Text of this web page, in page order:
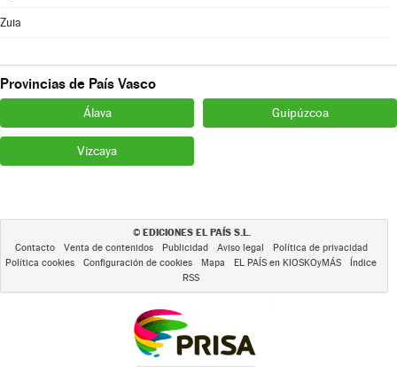
Zuia
Provincias de País Vasco
Álava Guipúzcoa
Vizcaya
© EDICIONES EL PAÍS S.L.
Contacto Venta de contenidos Publicidad Aviso legal
Política de privacidad
Política cookies
Configuración de cookies Mapa EL PAÍS en KIOSKOyMÁS
Índice
RSS